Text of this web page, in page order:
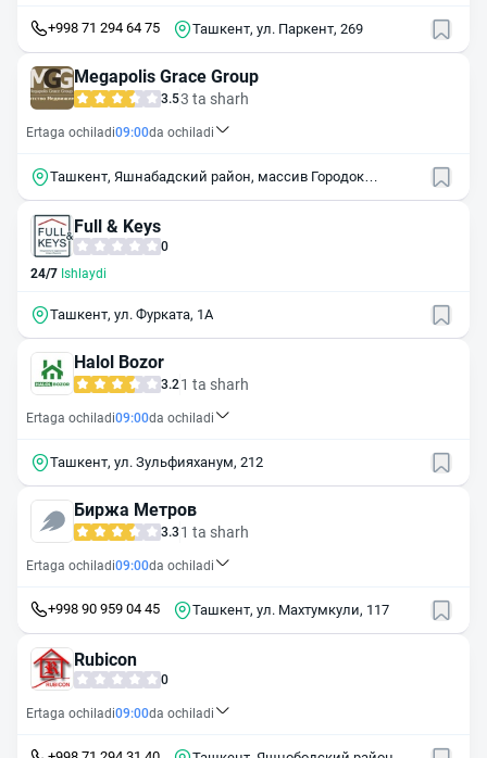
+998 71 294 64 75 Ташкент, ул. Паркент, 269
Megapolis Grace Group
3.53 ta sharh
Ertaga ochiladi09:00da ochiladi
Ташкент, Яшнабадский район, массив Городок
Full & Keys
0
24/7 Ishlaydi
Ташкент, ул. Фурката, 1A
Halol Bozor
3.2 1 ta sharh
Ertaga ochiladi09:00da ochiladi
Ташкент, ул. Зульфияханум, 212
Биржа Метров
3.3 1 ta sharh
Ertaga ochiladi09:00da ochiladi
+998 90 959 04 45 Ташкент, ул. Махтумкули, 117
Rubicon
0
Ertaga ochiladi09:00da ochiladi